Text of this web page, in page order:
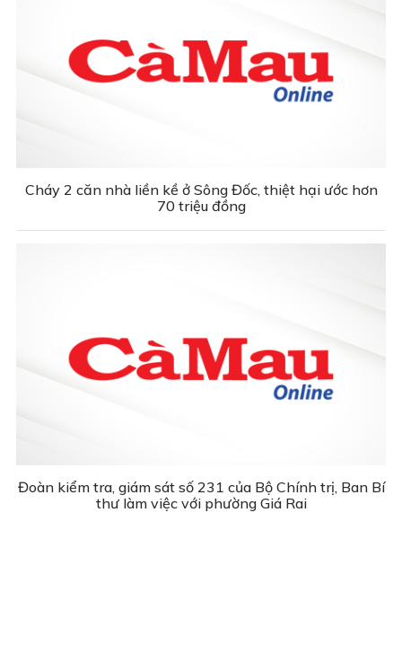
Cháy 2 căn nhà liền kề ở Sông Đốc, thiệt hại ước hơn
70 triệu đồng
Đoàn kiểm tra, giám sát số 231 của Bộ Chính trị, Ban Bí
thư làm việc với phường Giá Rai